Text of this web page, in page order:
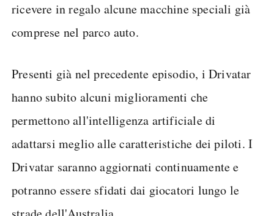
ricevere in regalo alcune macchine speciali già
comprese nel parco auto.
Presenti già nel precedente episodio, i Drivatar
hanno subito alcuni miglioramenti che
permettono all'intelligenza artificiale di
adattarsi meglio alle caratteristiche dei piloti. I
Drivatar saranno aggiornati continuamente e
potranno essere sfidati dai giocatori lungo le